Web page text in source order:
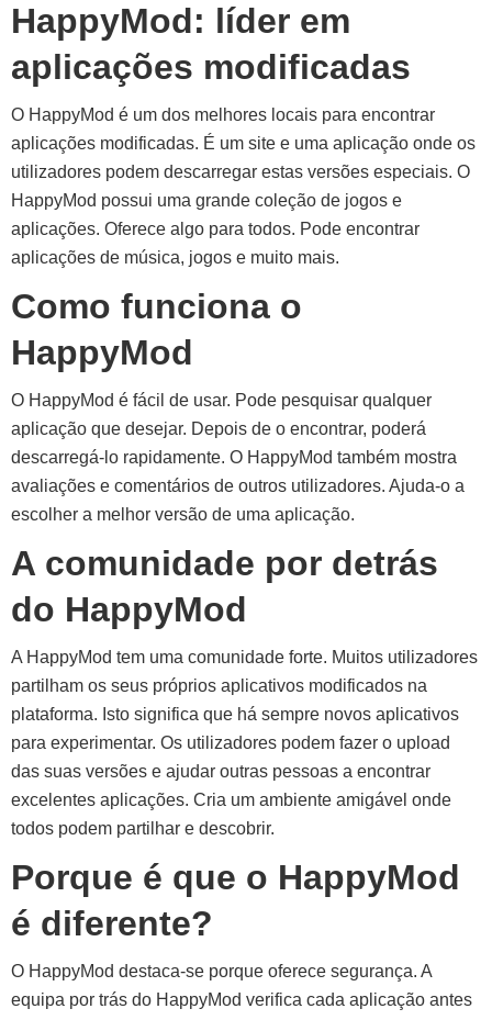
HappyMod: líder em
aplicações modificadas
O HappyMod é um dos melhores locais para encontrar
aplicações modificadas. É um site e uma aplicação onde os
utilizadores podem descarregar estas versões especiais. O
HappyMod possui uma grande coleção de jogos e
aplicações. Oferece algo para todos. Pode encontrar
aplicações de música, jogos e muito mais.
Como funciona o
HappyMod
O HappyMod é fácil de usar. Pode pesquisar qualquer
aplicação que desejar. Depois de o encontrar, poderá
descarregá-lo rapidamente. O HappyMod também mostra
avaliações e comentários de outros utilizadores. Ajuda-o a
escolher a melhor versão de uma aplicação.
A comunidade por detrás
do HappyMod
A HappyMod tem uma comunidade forte. Muitos utilizadores
partilham os seus próprios aplicativos modificados na
plataforma. Isto significa que há sempre novos aplicativos
para experimentar. Os utilizadores podem fazer o upload
das suas versões e ajudar outras pessoas a encontrar
excelentes aplicações. Cria um ambiente amigável onde
todos podem partilhar e descobrir.
Porque é que o HappyMod
é diferente?
O HappyMod destaca-se porque oferece segurança. A
equipa por trás do HappyMod verifica cada aplicação antes